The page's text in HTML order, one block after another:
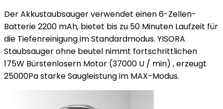
Der Akkustaubsauger verwendet einen 6-Zellen-
Batterie 2200 mAh, bietet bis zu 50 Minuten Laufzeit für
die Tiefenreinigung im Standardmodus. YISORA
Staubsauger ohne beutel nimmt fortschrittlichen
175W Bürstenlosern Motor (37000 U / min) , erzeugt
25000Pa starke Saugleistung im MAX-Modus.